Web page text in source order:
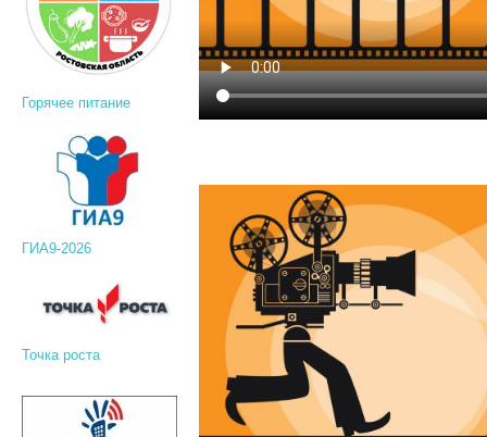
Горячее питание
ГИА9-2026
Точка роста